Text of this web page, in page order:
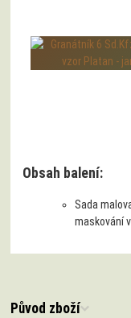
Obsah balení:
Sada
maskování
Původ zboží